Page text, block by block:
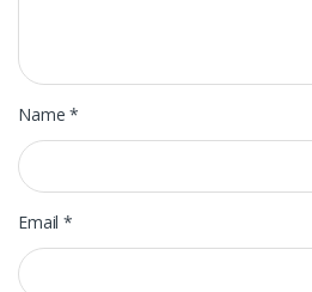
Name*
Email*